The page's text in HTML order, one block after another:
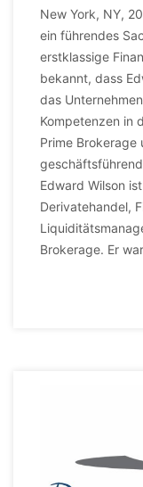
New York, NY,
ein führendes
erstklassige
bekannt, dass
das
Kompetenzen in
Prime Brokerage
Edward Wilson
Derivatehandel,
Brokerage. Er